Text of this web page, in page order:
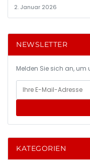
2. Januar 2026
NEWSLETTER
Melden Sie sich an, um
KATEGORIEN